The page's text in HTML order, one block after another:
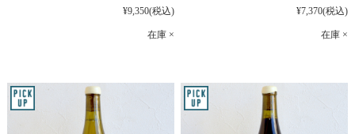
¥9,350(税込)
在庫 ×
¥7,370(税込)
在庫 ×